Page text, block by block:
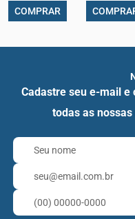
COMPRAR
Cadastre seu e-mail
todas as